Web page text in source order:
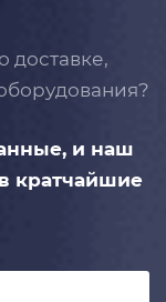
доставке,
и наш
в кратчайшие